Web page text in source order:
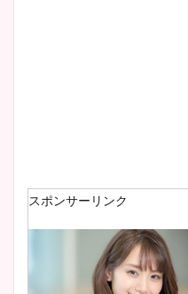
スポンサーリンク